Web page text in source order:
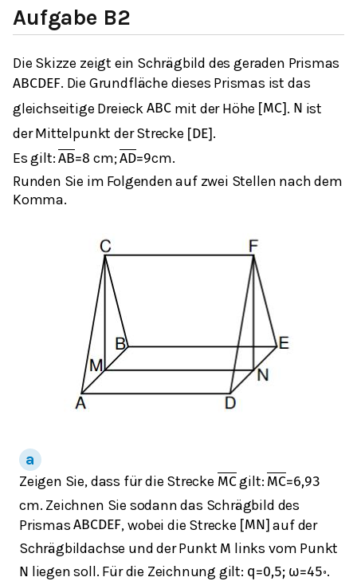
Aufgabe B2
Die Skizze zeigt ein Schrägbild des geraden Prismas
ABCDEF. Die Grundfläche dieses Prismas ist das
gleichseitige Dreieck ABCmit der Höhe MC . N ist
der Mittelpunkt der Strecke [ DE] .
Es gilt:AB=8 cm;AD=9cm.
Runden Sie im Folgenden auf zwei Stellen nach dem
Komma.
Zeigen Sie, dass für die Strecke MCgilt: MC=6,93
cm. Zeichnen Sie sodann das Schrägbild des
PrismasABCDEF, wobei die Strecke M N
auf der
Schrägbildachse und der Punkt M links vom Punkt
N liegen soll. Für die Zeichnung gilt: q=0,5; ω=45∘.